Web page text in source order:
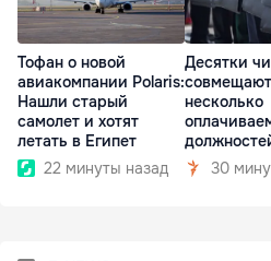
Тофан о новой
авиакомпании Polaris:
Нашли старый
самолет и хотят
летать в Египет
22 минуты назад
Десятки
несколько
30